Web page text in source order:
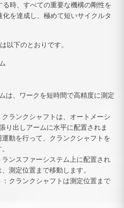
時、すべての重要な機構の剛性を
を達成し、極めて短いサイクルタ
以下のとおりです。
は、ワークを短時間で高精度に測定
ランクシャフトは、オートメーシ
り出しアームに水平に配置されま
動を行って、クランクシャフトを
ンスファーシステム上に配置され
測定位置まで移動します。
クランクシャフトは測定位置まで